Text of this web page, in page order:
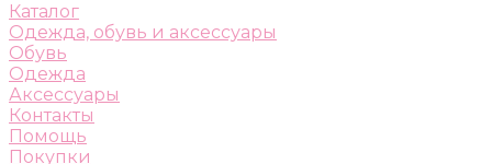
Каталог
Одежда, обувь и аксессуары
Обувь
Одежда
Аксессуары
Контакты
Помощь
Покупки